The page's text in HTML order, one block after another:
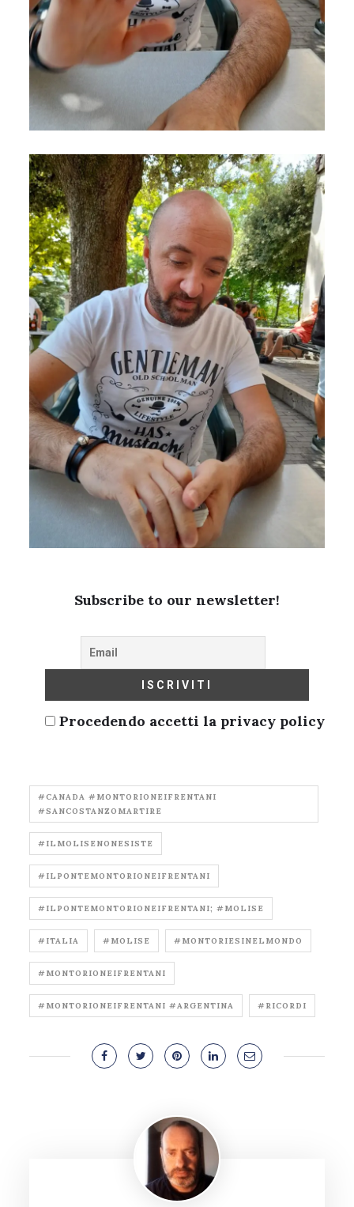
Subscribe to our newsletter!
Procedendo accetti la privacy policy
#CANADA #MONTORIONEIFRENTANI
#SANCOSTANZOMARTIRE
#ILMOLISENONESISTE
#ILPONTEMONTORIONEIFRENTANI
#ILPONTEMONTORIONEIFRENTANI; #MOLISE
#ITALIA #MOLISE #MONTORIESINELMONDO
#MONTORIONEIFRENTANI
#MONTORIONEIFRENTANI #ARGENTINA #RICORDI